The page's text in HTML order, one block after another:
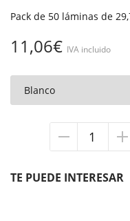
Pack de 50 láminas de
11,06€ IVA incluido
TE PUEDE INTERESAR